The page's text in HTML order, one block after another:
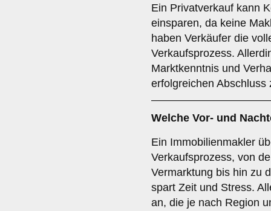
Ein Privatverkauf kann
einsparen, da keine
haben Verkäufer die
Verkaufsprozess.
Marktkenntnis und
erfolgreichen Abschluss
Welche Vor- und
Ein Immobilienmakler
Verkaufsprozess, von
Vermarktung bis hin zu
spart Zeit und Stress.
an, die je nach Region